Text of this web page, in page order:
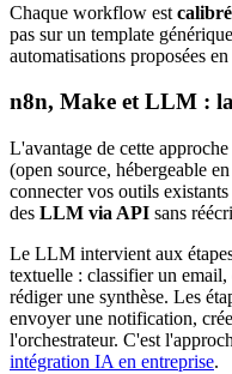
Chaque workflow est
pas sur un template
automatisations proposées
n8n, Make et LLM :
L'avantage de cette
(open source, hébergeable
connecter vos outils
des LLM via API sans
Le LLM intervient aux
textuelle : classifier un
rédiger une synthèse. Les
envoyer une notification,
l'orchestrateur. C'est
intégration IA en entreprise.